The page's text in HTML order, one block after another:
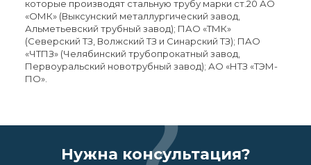
которые производят стальную трубу марки ст.20 АО
«ОМК» (Выксунский металлургический завод,
Альметьевский трубный завод); ПАО «ТМК»
(Северский ТЗ, Волжский ТЗ и Синарский ТЗ); ПАО
«ЧТПЗ» (Челябинский трубопрокатный завод,
Первоуральский новотрубный завод); АО «НТЗ «ТЭМ-
ПО».
Нужна консультация?